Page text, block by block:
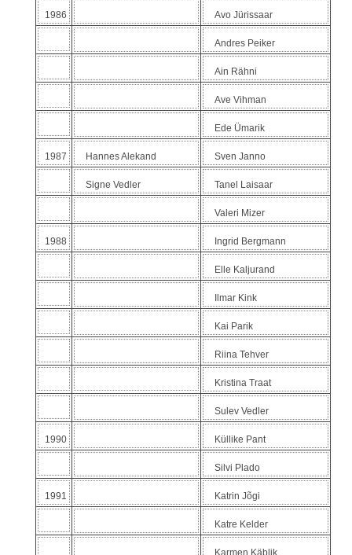
1986 Avo Jürissaar
Andres Peiker
Ain Rähni
Ave Vihman
Ede Ümarik
1987 Hannes Alekand Sven Janno
Signe Vedler Tanel Laisaar
Valeri Mizer
1988 Ingrid Bergmann
Elle Kaljurand
Ilmar Kink
Kai Parik
Riina Tehver
Kristina Traat
Sulev Vedler
1990 Küllike Pant
Silvi Plado
1991 Katrin Jõgi
Katre Kelder